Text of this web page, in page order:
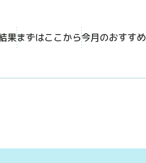
果まずはここから今月のおすすめ